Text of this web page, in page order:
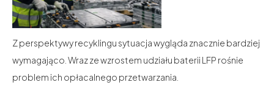
Z perspektywy recyklingu sytuacja wygląda znacznie bardziej
wymagająco. Wraz ze wzrostem udziału baterii LFP rośnie
problem ich opłacalnego przetwarzania.